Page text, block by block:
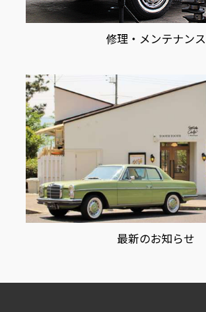
修理・メンテナンス
最新のお知らせ